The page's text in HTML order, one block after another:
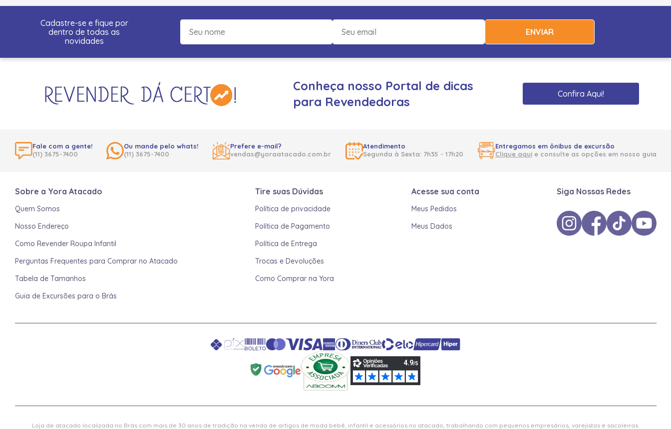
Cadastre-se e fique por
dentro de todas as
novidades
ENVIAR
Conheça nosso Portal de dicas
para Revendedoras
Confira Aqui!
Fale com a gente!
(11) 3675-7400
Ou mande pelo whats!
(11) 3675-7400
Prefere e-mail?
vendas@yoraatacado.com.br
Atendimento
Segunda à Sexta: 7h35 - 17h20
Entregamos em ônibus de excursão
Clique aquie consulte as opções em nosso guia
Sobre a Yora Atacado
Quem Somos
Nosso Endereço
Como Revender Roupa Infantil
Perguntas Frequentes para Comprar no Atacado
Tabela de Tamanhos
Guia de Excursões para o Brás
Tire suas Dúvidas
Política de privacidade
Política de Pagamento
Política de Entrega
Trocas e Devoluções
Como Comprar na Yora
Acesse sua conta
Meus Pedidos
Meus Dados
Siga Nossas Redes
Loja de atacado localizada no Brás com mais de 30 anos de tradição na venda de artigos de moda bebê, infantil e acessórios no atacado, trabalhando com pequenos empresários, varejistas e sacoleiras.